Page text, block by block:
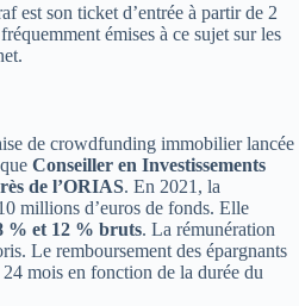
est son ticket d’entrée à partir de 2
émises à ce sujet sur les
de crowdfunding immobilier lancée
Conseiller en Investissements
de l’ORIAS. En 2021, la
millions d’euros de fonds. Elle
% et 12 % bruts. La rémunération
Le remboursement des épargnants
mois en fonction de la durée du